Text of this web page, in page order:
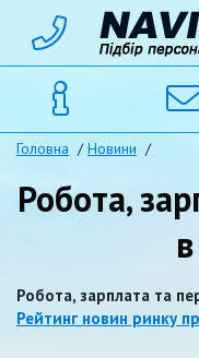
Головна /Новини /
Робота,
Робота, зарплата та
Рейтинг новин ринку